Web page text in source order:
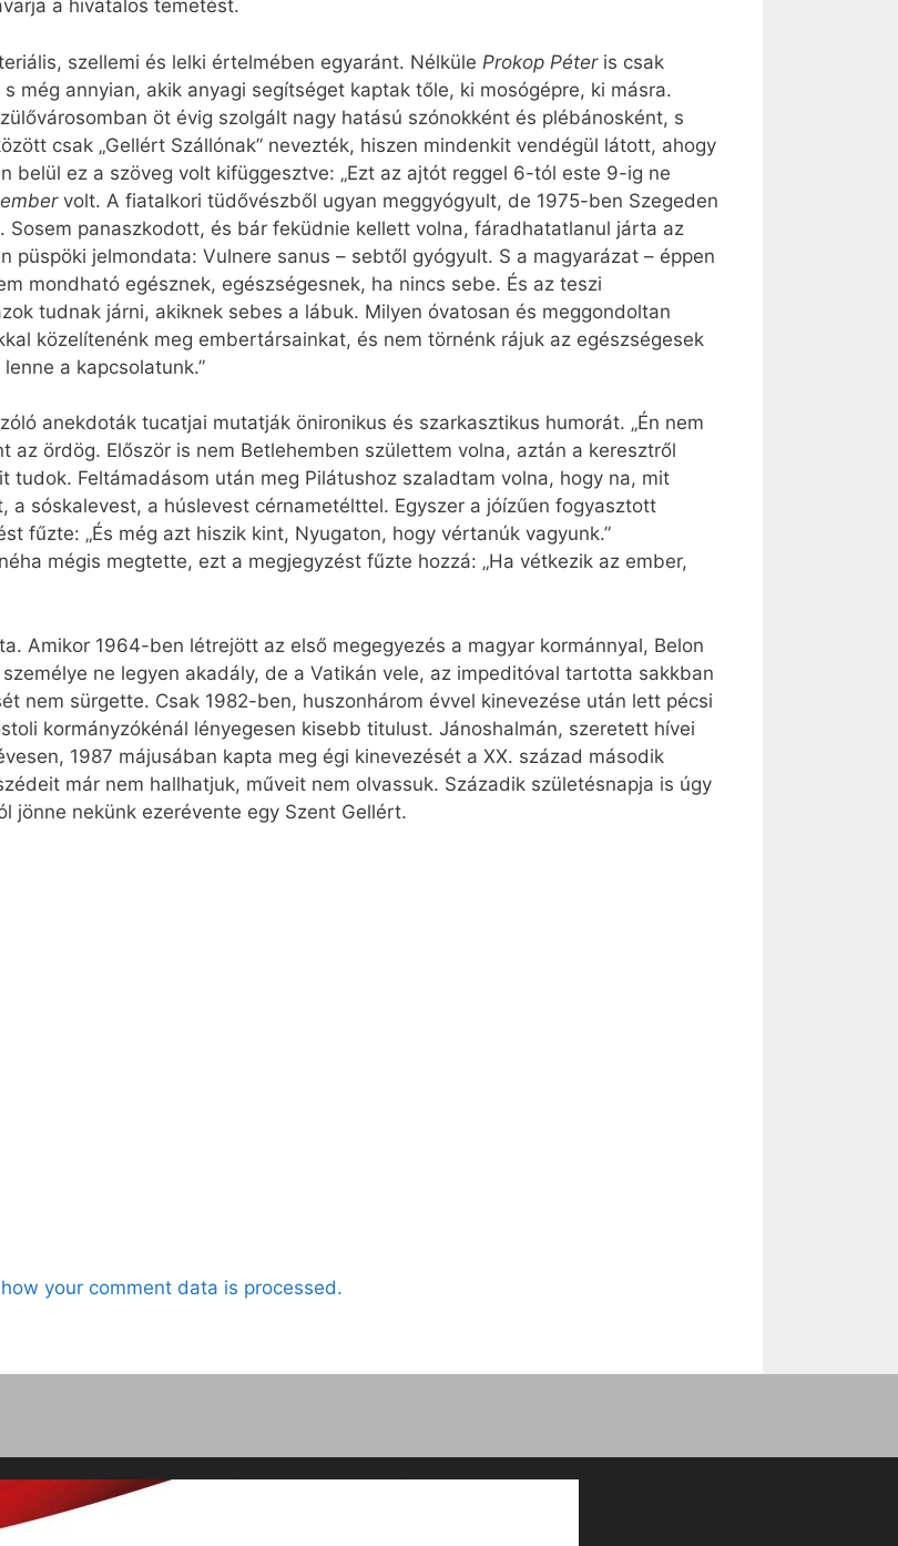
a hivatalos temetést.
szellemi és lelki értelmében egyaránt. Nélküle Prokop Péter is csak
még annyian, akik anyagi segítséget kaptak tőle, ki mosógépre, ki másra.
öt évig szolgált nagy hatású szónokként és plébánosként, s
csak „Gellért Szállónak” nevezték, hiszen mindenkit vendégül látott, ahogy
belül ez a szöveg volt kifüggesztve: „Ezt az ajtót reggel 6-tól este 9-ig ne
volt. A fiatalkori tüdővészből ugyan meggyógyult, de 1975-ben Szegeden
panaszkodott, és bár feküdnie kellett volna, fáradhatatlanul járta az
püspöki jelmondata: Vulnere sanus – sebtől gyógyult. S a magyarázat – éppen
mondható egésznek, egészségesnek, ha nincs sebe. És az teszi
tudnak járni, akiknek sebes a lábuk. Milyen óvatosan és meggondoltan
közelítenénk meg embertársainkat, és nem törnénk rájuk az egészségesek
a kapcsolatunk.”
anekdoták tucatjai mutatják önironikus és szarkasztikus humorát. „Én nem
ördög. Először is nem Betlehemben születtem volna, aztán a keresztről
tudok. Feltámadásom után meg Pilátushoz szaladtam volna, hogy na, mit
a sóskalevest, a húslevest cérnametélttel. Egyszer a jóízűen fogyasztott
fűzte: „És még azt hiszik kint, Nyugaton, hogy vértanúk vagyunk.”
mégis megtette, ezt a megjegyzést fűzte hozzá: „Ha vétkezik az ember,
Amikor 1964-ben létrejött az első megegyezés a magyar kormánnyal, Belon
személye ne legyen akadály, de a Vatikán vele, az impeditóval tartotta sakkban
nem sürgette. Csak 1982-ben, huszonhárom évvel kinevezése után lett pécsi
kormányzókénál lényegesen kisebb titulust. Jánoshalmán, szeretett hívei
1987 májusában kapta meg égi kinevezését a XX. század második
már nem hallhatjuk, műveit nem olvassuk. Századik születésnapja is úgy
jönne nekünk ezerévente egy Szent Gellért.
your comment data is processed.